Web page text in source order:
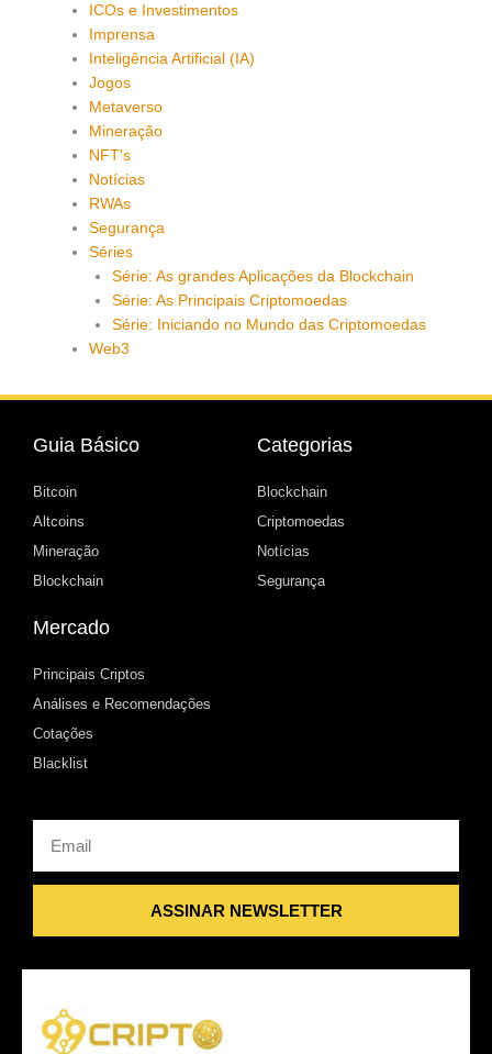
ICOs e Investimentos
Imprensa
Inteligência Artificial (IA)
Jogos
Metaverso
Mineração
NFT's
Notícias
RWAs
Segurança
Séries
Série: As grandes Aplicações da Blockchain
Série: As Principais Criptomoedas
Série: Iniciando no Mundo das Criptomoedas
Web3
Guia Básico
Bitcoin
Altcoins
Mineração
Blockchain
Categorias
Blockchain
Criptomoedas
Notícias
Segurança
Mercado
Principais Criptos
Análises e Recomendações
Cotações
Blacklist
ASSINAR NEWSLETTER